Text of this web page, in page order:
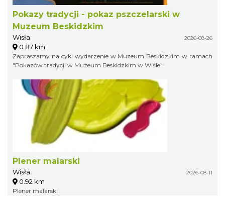
Pokazy tradycji - pokaz pszczelarski w
Muzeum Beskidzkim
Wisła 2026-08-26
0.87 km
Zapraszamy na cykl wydarzenie w Muzeum Beskidzkim w ramach
"Pokazów tradycji w Muzeum Beskidzkim w Wiśle".
Plener malarski
Wisła 2026-08-11
0.92 km
Plener malarski